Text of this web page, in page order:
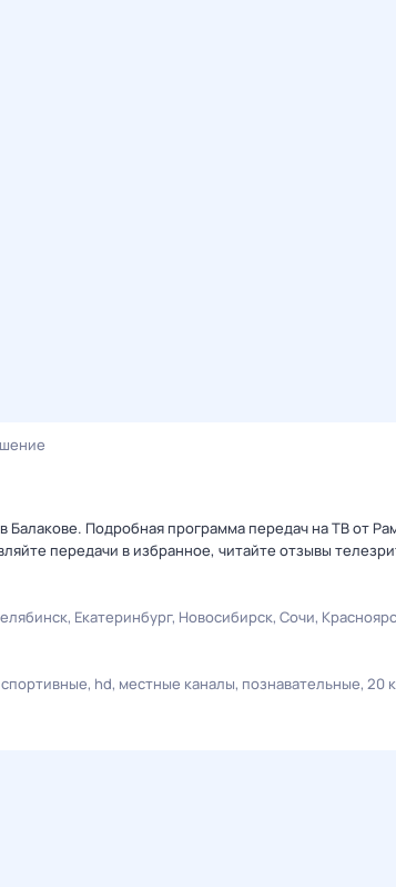
Подробная программа передач на ТВ от
передачи в избранное, читайте отзывы
Екатеринбург Новосибирск Сочи
спортивные hd местные каналы познавательные 20